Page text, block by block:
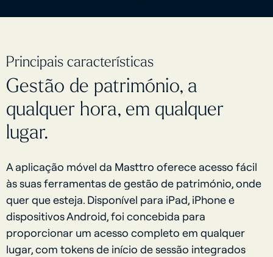
Principais características
Gestão de património, a
qualquer hora, em qualquer
lugar.
A aplicação móvel da Masttro oferece acesso fácil
às suas ferramentas de gestão de património, onde
quer que esteja. Disponível para iPad, iPhone e
dispositivos Android, foi concebida para
proporcionar um acesso completo em qualquer
lugar, com tokens de início de sessão integrados